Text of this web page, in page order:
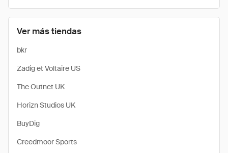
Ver más tiendas
bkr
Zadig et Voltaire US
The Outnet UK
Horizn Studios UK
BuyDig
Creedmoor Sports